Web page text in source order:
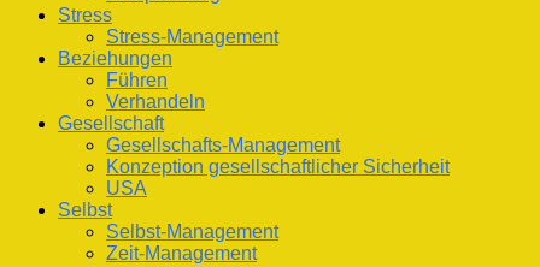
Stress
Stress-Management
Beziehungen
Führen
Verhandeln
Gesellschaft
Gesellschafts-Management
Konzeption gesellschaftlicher Sicherheit
USA
Selbst
Selbst-Management
Zeit-Management